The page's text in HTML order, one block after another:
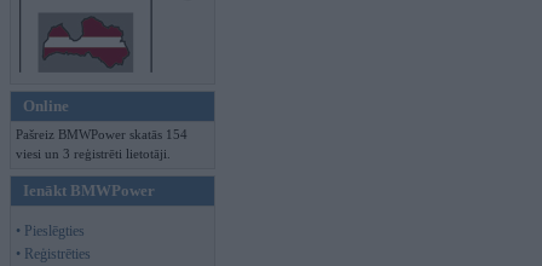
Online
Pašreiz BMWPower skatās 154
viesi un 3 reģistrēti lietotāji.
Ienākt BMWPower
• Pieslēgties
• Reģistrēties